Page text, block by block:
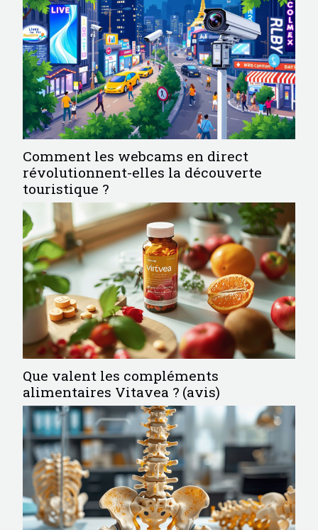
Comment les webcams en direct
révolutionnent-elles la découverte
touristique ?
Que valent les compléments
alimentaires Vitavea ? (avis)